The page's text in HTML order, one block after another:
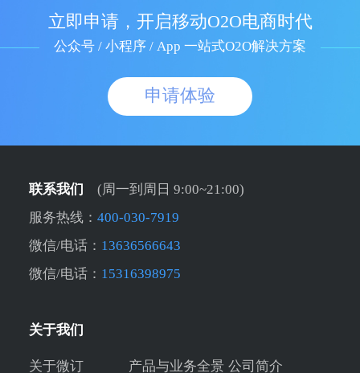
立即申请，开启移动O2O电商时代
公众号 / 小程序 / App 一站式O2O解决方案
申请体验
联系我们
(周一到周日 9:00~21:00)
服务热线： 400-030-7919
微信/电话： 13636566643
微信/电话： 15316398975
关于我们
关于微订 产品与业务全景 公司简介